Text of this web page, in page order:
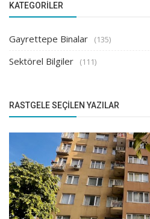
KATEGORILER
Gayrettepe Binalar (135)
Sektörel Bilgiler (111)
RASTGELE SEÇILEN YAZILAR